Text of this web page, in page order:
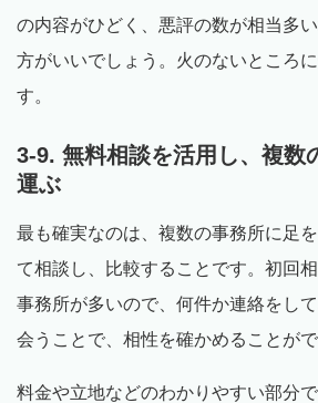
の内容がひどく、悪評の数が相当多
方がいいでしょう。火のないところ
す。
3-9. 無料相談を活用し、複数
運ぶ
最も確実なのは、複数の事務所に足
て相談し、比較することです。初回
事務所が多いので、何件か連絡をし
会うことで、相性を確かめることがで
料金や立地などのわかりやすい部分